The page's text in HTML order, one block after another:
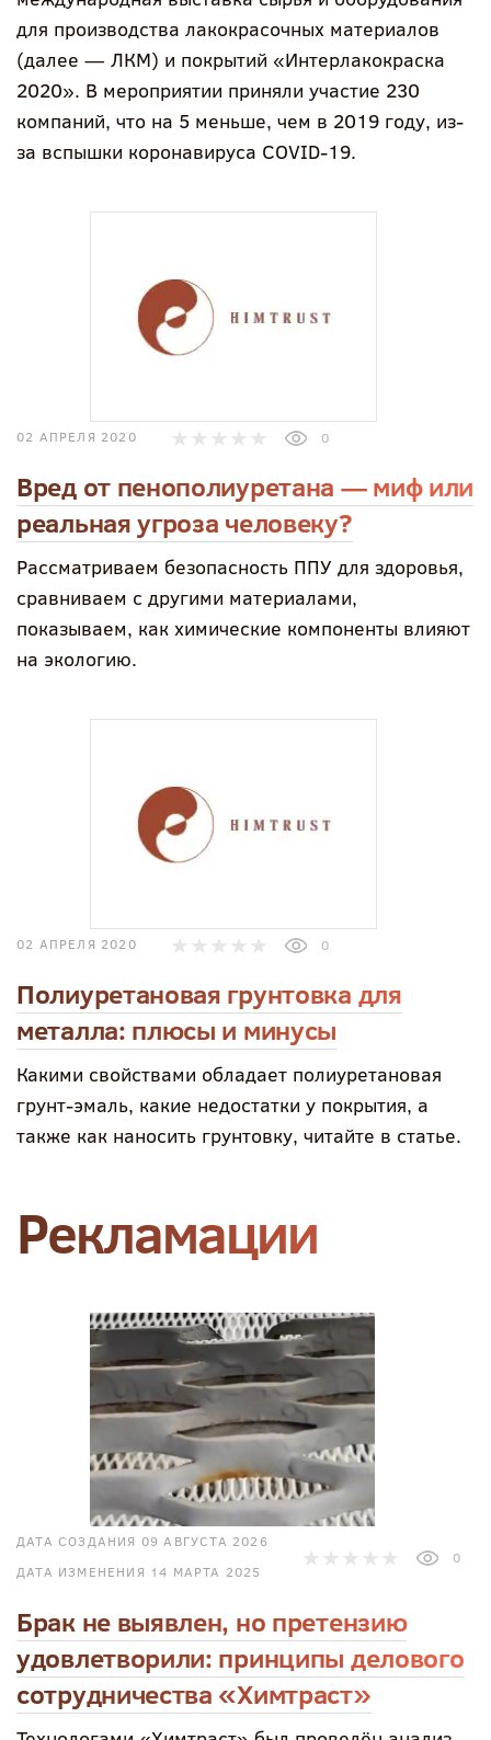
для производства лакокрасочных материалов
(далее — ЛКМ) и покрытий «Интерлакокраска
2020». В мероприятии приняли участие 230
компаний, что на 5 меньше, чем в 2019 году, из-
за вспышки коронавируса COVID-19.
02 АПРЕЛЯ 2020 0
Вред от пенополиуретана — миф или
реальная угроза человеку?
Рассматриваем безопасность ППУ для здоровья,
сравниваем с другими материалами,
показываем, как химические компоненты влияют
на экологию.
02 АПРЕЛЯ 2020 0
Полиуретановая грунтовка для
металла: плюсы и минусы
Какими свойствами обладает полиуретановая
грунт-эмаль, какие недостатки у покрытия, а
также как наносить грунтовку, читайте в статье.
Рекламации
ДАТА СОЗДАНИЯ 09 АВГУСТА 2026
ДАТА ИЗМЕНЕНИЯ 14 МАРТА 2025
0
Брак не выявлен, но претензию
удовлетворили: принципы делового
сотрудничества «Химтраст»